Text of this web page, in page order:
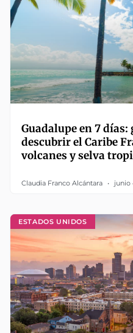
Guadalupe en 7
descubrir el Caribe
volcanes y selva
Claudia Franco Alcántara junio
ESTADOS UNIDOS